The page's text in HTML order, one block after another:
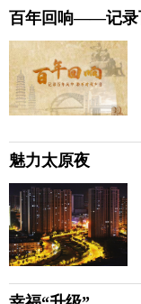
百年回响——记录
魅力太原夜